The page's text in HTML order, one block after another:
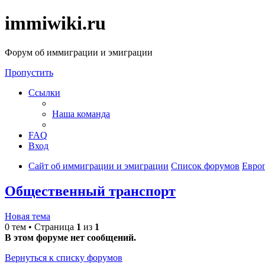
immiwiki.ru
Форум об иммиграции и эмиграции
Пропустить
Ссылки
Наша команда
FAQ
Вход
Сайт об иммиграции и эмиграции Список форумов
Общественный транспорт
Новая тема
0 тем • Страница 1 из 1
В этом форуме нет сообщений.
Вернуться к списку форумов